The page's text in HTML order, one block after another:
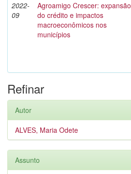
2022-
09
Agroamigo Crescer: expansão
do crédito e impactos
macroeconômicos nos
municípios
Refinar
Autor
ALVES, Maria Odete
Assunto